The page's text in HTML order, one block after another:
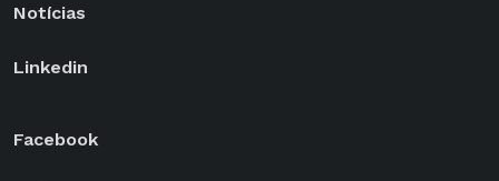
Notícias
Linkedin
Facebook